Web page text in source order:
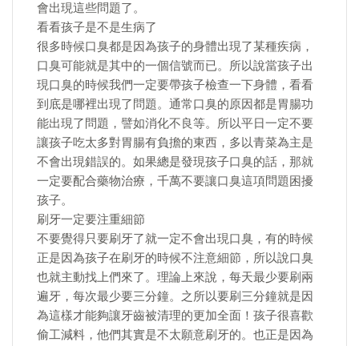
會出現這些問題了。
看看孩子是不是生病了
很多時候口臭都是因為孩子的身體出現了某種疾病，
口臭可能就是其中的一個信號而已。所以說當孩子出
現口臭的時候我們一定要帶孩子檢查一下身體，看看
到底是哪裡出現了問題。通常口臭的原因都是胃腸功
能出現了問題，譬如消化不良等。所以平日一定不要
讓孩子吃太多對胃腸有負擔的東西，多以青菜為主是
不會出現錯誤的。如果總是發現孩子口臭的話，那就
一定要配合藥物治療，千萬不要讓口臭這項問題困擾
孩子。
刷牙一定要注重細節
不要覺得只要刷牙了就一定不會出現口臭，有的時候
正是因為孩子在刷牙的時候不注意細節，所以說口臭
也就主動找上們來了。理論上來說，每天最少要刷兩
遍牙，每次最少要三分鐘。之所以要刷三分鐘就是因
為這樣才能夠讓牙齒被清理的更加全面！孩子很喜歡
偷工減料，他們其實是不太願意刷牙的。也正是因為